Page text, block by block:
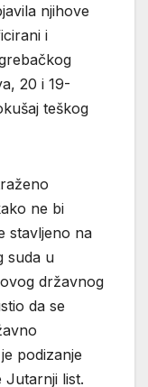
njihove
i
20 i 19-
teškog
ne bi
stavljeno na
suda u
državnog
da se
podizanje
Jutarnji list.